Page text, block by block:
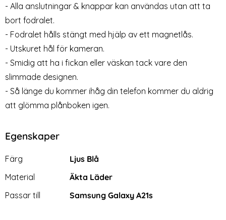
- Alla anslutningar & knappar kan användas utan att ta
bort fodralet.
- Fodralet hålls stängt med hjälp av ett magnetlås.
- Utskuret hål för kameran.
- Smidig att ha i fickan eller väskan tack vare den
slimmade designen.
- Så länge du kommer ihåg din telefon kommer du aldrig
att glömma plånboken igen.
Egenskaper
Egenskaper/attribut för denna produkt
Attribut
Färg
Ljus Blå
Material
Äkta Läder
Passar till
Samsung Galaxy A21s